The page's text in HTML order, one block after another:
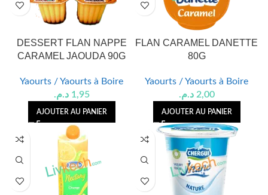
DESSERT FLAN NAPPE
CARAMEL JAOUDA 90G
Yaourts / Yaourts à Boire
1,95 د.م.
AJOUTER AU PANIER
FLAN CARAMEL DANETTE
80G
Yaourts / Yaourts à Boire
2,00 د.م.
AJOUTER AU PANIER